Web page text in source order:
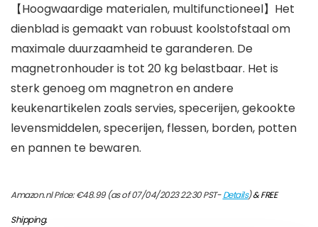
【Hoogwaardige materialen, multifunctioneel】Het
dienblad is gemaakt van robuust koolstofstaal om
maximale duurzaamheid te garanderen. De
magnetronhouder is tot 20 kg belastbaar. Het is
sterk genoeg om magnetron en andere
keukenartikelen zoals servies, specerijen, gekookte
levensmiddelen, specerijen, flessen, borden, potten
en pannen te bewaren.
Amazon.nl Price:€48.99(as of 07/04/2023 22:30 PST-Details)&FREE
Shipping.